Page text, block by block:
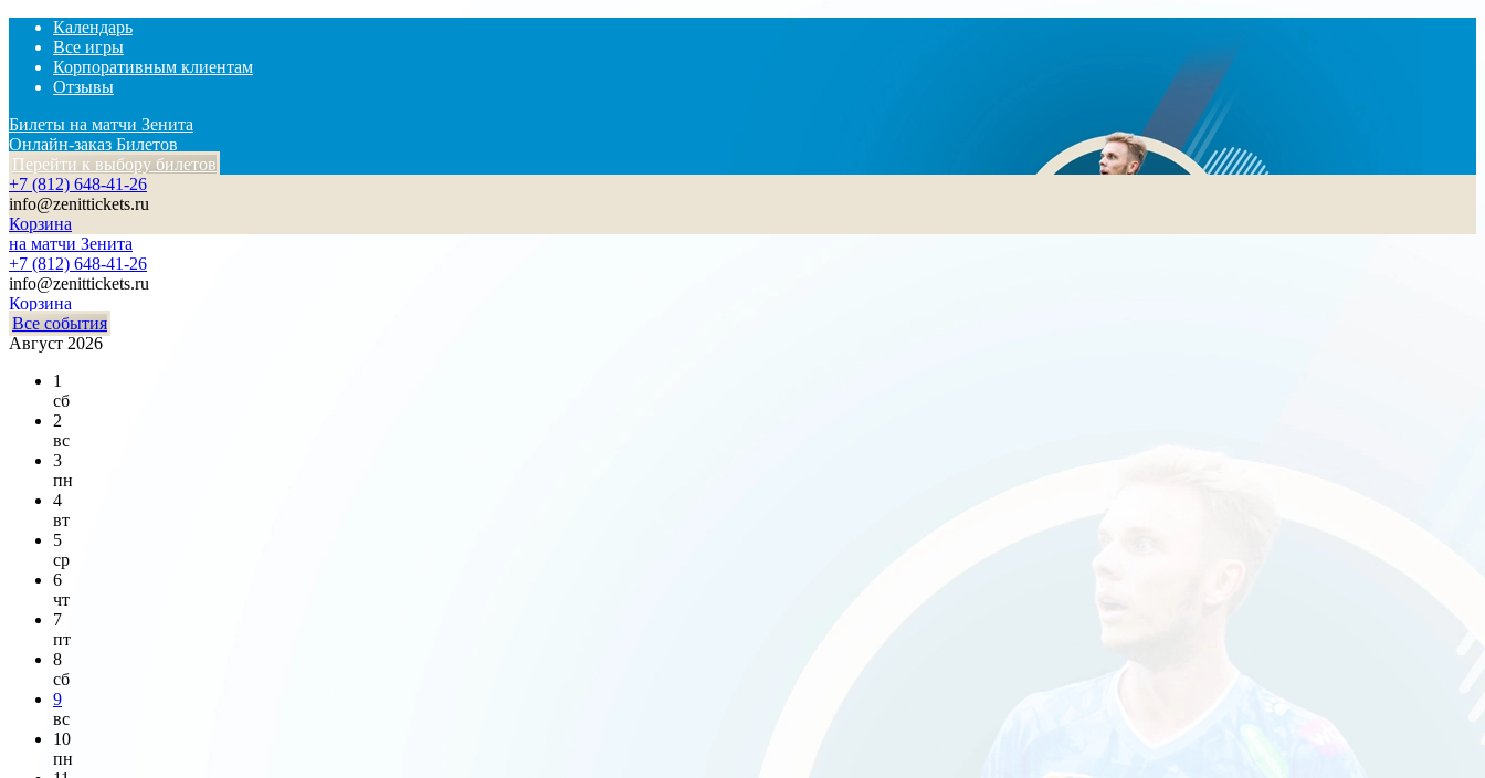
Календарь
Все игры
Корпоративным клиентам
Отзывы
Билеты на матчи Зенита
Онлайн-заказ Билетов
Перейти к выбору билетов
+7 (812) 648-41-26
info@zenittickets.ru
Корзина
на матчи Зенита
+7 (812) 648-41-26
info@zenittickets.ru
Корзина
Все события
Август 2026
1
сб
2
вс
3
пн
4
вт
5
ср
6
чт
7
пт
8
сб
9
вс
10
пн